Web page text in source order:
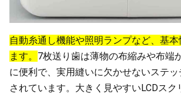
自動糸通し機能や照明ランプなど、基
ます。 7枚送り歯は薄物の布縮みや布端
に便利で、実用縫いに欠かせないステ
されています。大きく見やすいLCDス